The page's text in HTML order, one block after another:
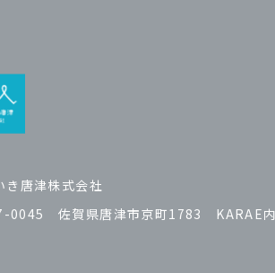
き唐津株式会社
0045 佐賀県唐津市京町1783 KARAE内